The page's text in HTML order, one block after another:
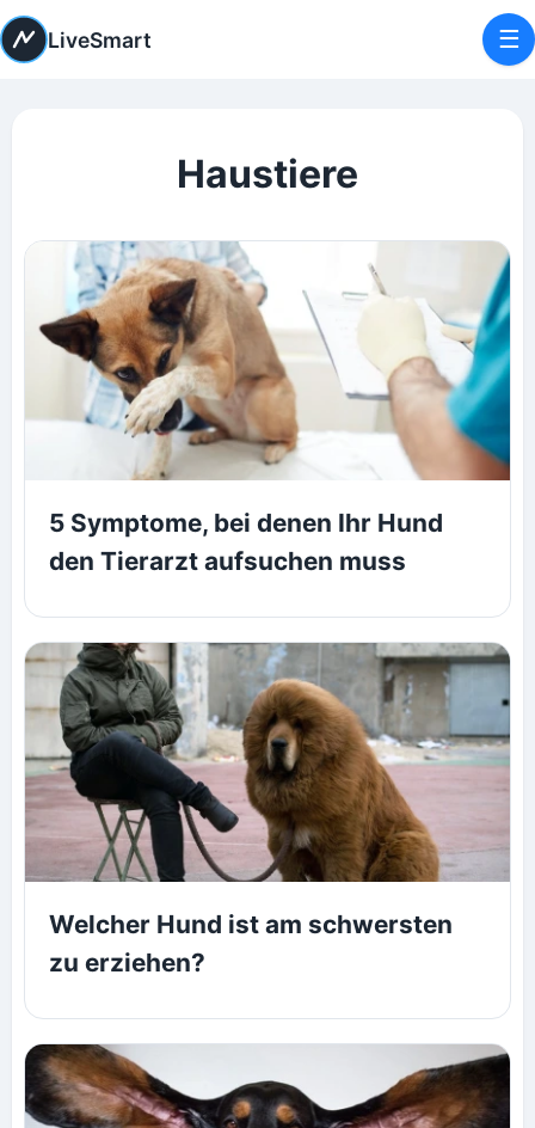
LiveSmart ☰
Haustiere
5 Symptome, bei denen Ihr Hund
den Tierarzt aufsuchen muss
Welcher Hund ist am schwersten
zu erziehen?